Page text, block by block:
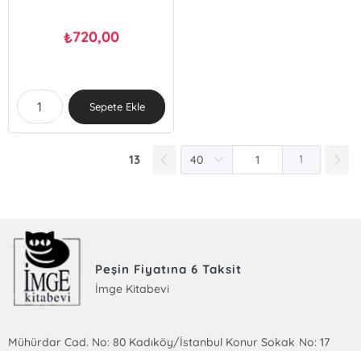
₺720,00
Sepete Ekle
13 1
Peşin Fiyatına 6 Taksit
İmge Kitabevi
Mühürdar Cad. No: 80 Kadıköy/İstanbul Konur Sokak No: 17